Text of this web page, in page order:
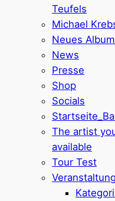
Teufels
Michael
Neues Album
News
Presse
Shop
Socials
The artist
available
Tour Test